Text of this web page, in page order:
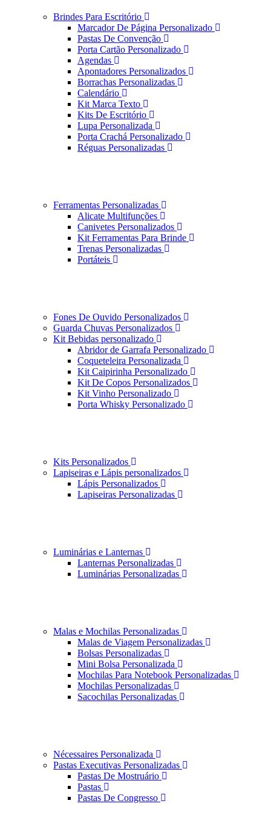
Brindes Para Escritório
Marcador De Página Personalizado
Pastas De Convenção
Porta Cartão Personalizado
Agendas
Apontadores Personalizados
Borrachas Personalizadas
Calendário
Kit Marca Texto
Kits De Escritório
Lupa Personalizada
Porta Crachá Personalizado
Réguas Personalizadas
Ferramentas Personalizadas
Alicate Multifunções
Canivetes Personalizados
Kit Ferramentas Para Brinde
Trenas Personalizadas
Portáteis
Fones De Ouvido Personalizados
Guarda Chuvas Personalizados
Kit Bebidas personalizado
Abridor de Garrafa Personalizado
Coqueteleira Personalizada
Kit Caipirinha Personalizado
Kit De Copos Personalizados
Kit Vinho Personalizado
Porta Whisky Personalizado
Kits Personalizados
Lapiseiras e Lápis personalizados
Lápis Personalizados
Lapiseiras Personalizadas
Luminárias e Lanternas
Lanternas Personalizadas
Luminárias Personalizadas
Malas e Mochilas Personalizadas
Malas de Viagem Personalizadas
Bolsas Personalizadas
Mini Bolsa Personalizada
Mochilas Para Notebook Personalizadas
Mochilas Personalizadas
Sacochilas Personalizadas
Nécessaires Personalizada
Pastas Executivas Personalizadas
Pastas De Mostruário
Pastas
Pastas De Congresso